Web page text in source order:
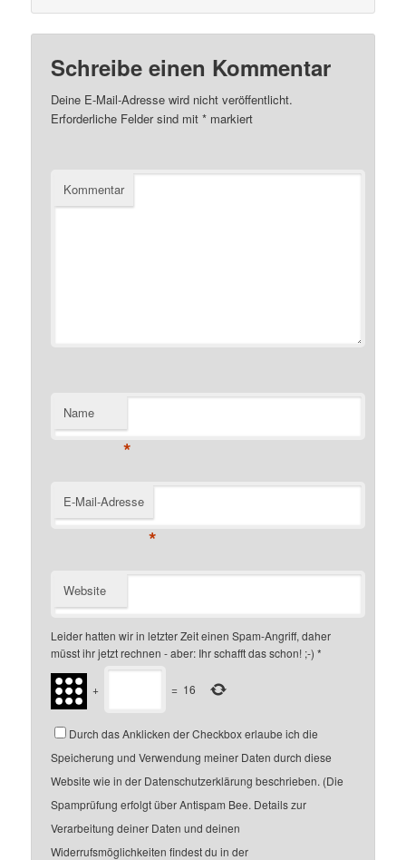
Schreibe einen Kommentar
Deine E-Mail-Adresse wird nicht veröffentlicht.
Erforderliche Felder sind mit* markiert
Kommentar
Name
*
E-Mail-Adresse
*
Website
Leider hatten wir in letzter Zeit einen Spam-Angriff, daher
müsst ihr jetzt rechnen - aber: Ihr schafft das schon! ;-) *
+ = 16
Durch das Anklicken der Checkbox erlaube ich die
Speicherung und Verwendung meiner Daten durch diese
Website wie in der Datenschutzerklärung beschrieben. (Die
Spamprüfung erfolgt über Antispam Bee. Details zur
Verarbeitung deiner Daten und deinen
Widerrufsmöglichkeiten findest du in der